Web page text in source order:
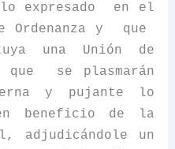
lo expresado
en el
y
que
una Unión de
que
se plasmarán
y pujante lo
beneficio de la
adjudicándole un